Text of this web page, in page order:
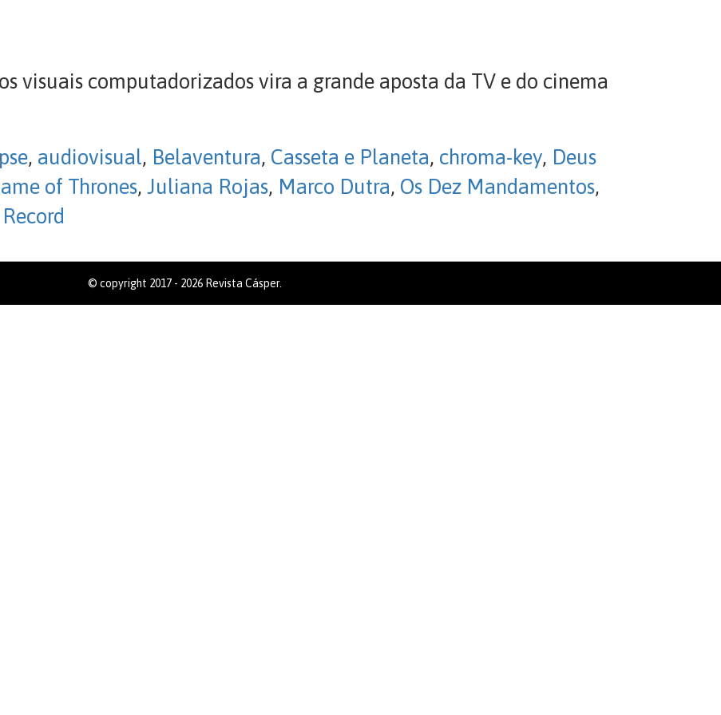
visuais computadorizados vira a grande aposta da TV e do cinema
, audiovisual, Belaventura, Casseta e Planeta, chroma-key, Deus
of Thrones, Juliana Rojas, Marco Dutra, Os Dez Mandamentos,
© copyright 2017 - 2026 Revista Cásper.